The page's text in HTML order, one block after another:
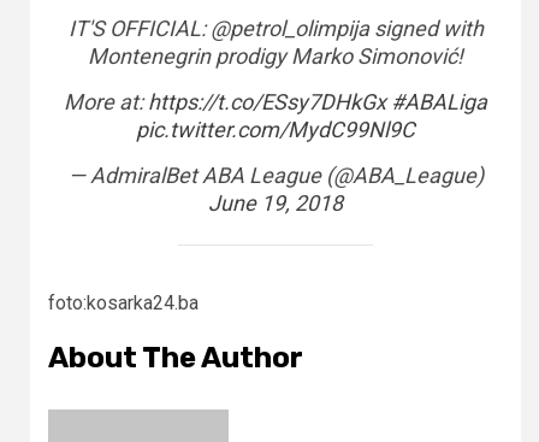
IT'S OFFICIAL: @petrol_olimpija signed with
Montenegrin prodigy Marko Simonović!
More at:https://t.co/ESsy7DHkGx #ABALiga
pic.twitter.com/MydC99Nl9C
— AdmiralBet ABA League (@ABA_League)
June 19, 2018
foto:kosarka24.ba
About The Author